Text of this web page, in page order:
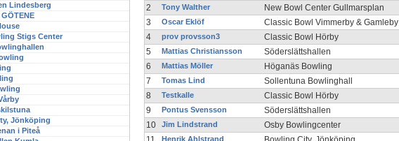
Lindesberg
Stigs Center
Jönköping
i Piteå
2
Tony Walther New Bowl Center Gullmarsplan
3
Oscar Eklöf Classic Bowl Vimmerby & Gamleby
4
prov provsson3 Classic Bowl Hörby
5
Mattias Christiansson Söderslättshallen
6
Mattias Möller Höganäs Bowling
7
Tomas Lind Sollentuna Bowlinghall
8
Testkalle Classic Bowl Hörby
9
Pontus Svensson Söderslättshallen
10
Jim Lindstrand Osby Bowlingcenter
Henrik Ahlstrand